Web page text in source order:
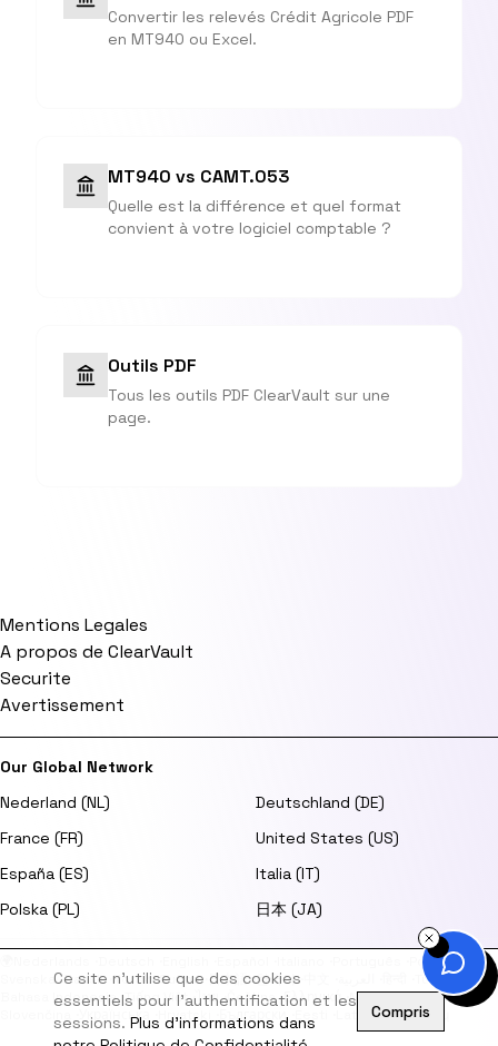
Convertir les relevés Crédit Agricole PDF
en MT940 ou Excel.
MT940 vs CAMT.053
Quelle est la différence et quel format
convient à votre logiciel comptable ?
Outils PDF
Tous les outils PDF ClearVault sur une
page.
Mentions Legales
A propos de ClearVault
Securite
Avertissement
Our Global Network
Nederland (NL)
Deutschland (DE)
France (FR)
United States (US)
España (ES)
Italia (IT)
Polska (PL)
日本 (JA)
Polski
Svenska ·Dansk Norsk ·Suomi 日本語 ·한국어 Türkçe
Bahasa Indonesia ·Tiếng Việt · ไทย ·Čeština ·Ελληνικά ·Magyar ·Română ·
Українська Hrvatski Български Latviešu ·Lietuvių
Ce site n'utilise que des cookies
essentiels pour l'authentification et les
sessions. Plus d'informations dans
Compris